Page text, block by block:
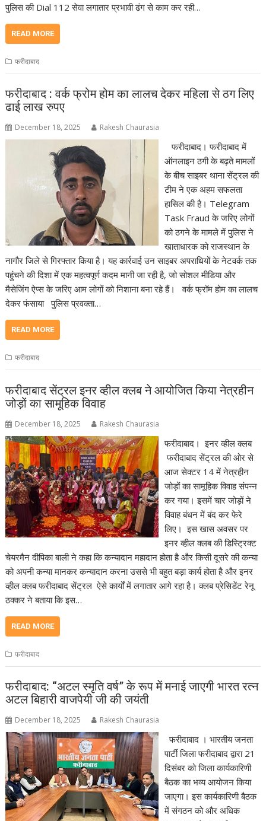
पुलिस की Dial 112 सेवा लगातार प्रभावी ढंग से काम कर रही…
READ MORE
फरीदाबाद
फरीदाबाद : वर्क फ्रोम होम का लालच देकर महिला से ठग लिए
ढाई लाख रुपए
December 18, 2025 Rakesh Chaurasia
फरीदाबाद। फरीदाबाद में
ऑनलाइन ठगी के बढ़ते मामलों
के बीच साइबर थाना सेंट्रल की
टीम ने एक अहम सफलता
हासिल की है। Telegram
Task Fraud के जरिए लोगों
को ठगने के मामले में पुलिस ने
खाताधारक को राजस्थान के
नागौर जिले से गिरफ्तार किया है। यह कार्रवाई उन साइबर अपराधियों के नेटवर्क तक
पहुंचने की दिशा में एक महत्वपूर्ण कदम मानी जा रही है, जो सोशल मीडिया और
मैसेजिंग ऐप्स के जरिए आम लोगों को निशाना बना रहे हैं। वर्क फ्रॉम होम का लालच
देकर फंसाया पुलिस प्रवक्ता…
READ MORE
फरीदाबाद
फरीदाबाद सेंट्रल इनर व्हील क्लब ने आयोजित किया नेत्रहीन
जोड़ों का सामूहिक विवाह
December 18, 2025 Rakesh Chaurasia
फरीदाबाद। इनर व्हील क्लब
फरीदाबाद सेंट्रल की ओर से
आज सेक्टर 14 में नेत्रहीन
जोड़ों का सामूहिक विवाह संपन्न
कर गया। इसमें चार जोड़ों ने
विवाह बंधन में बंद कर फेरे
लिए। इस खास अवसर पर
इनर व्हील क्लब की डिस्ट्रिक्ट
चेयरमैन दीपिका बाली ने कहा कि कन्यादान महादान होता है और किसी दूसरे की कन्या
को अपनी कन्या मानकर कन्यादान करना उससे भी बहुत बड़ा कार्य होता है और इनर
व्हील क्लब फरीदाबाद सेंट्रल ऐसे कार्यों में लगातार आगे रहा है। क्लब प्रेसिडेंट रेनू
ठक्कर ने बताया कि इस…
READ MORE
फरीदाबाद
फरीदाबाद: “अटल स्मृति वर्ष” के रूप में मनाई जाएगी भारत रत्न
अटल बिहारी वाजपेयी जी की जयंती
December 18, 2025 Rakesh Chaurasia
फरीदाबाद । भारतीय जनता
पार्टी जिला फरीदाबाद द्वारा 21
दिसंबर को जिला कार्यकारिणी
बैठक का भव्य आयोजन किया
जाएगा। इस कार्यकारिणी बैठक
में संगठन को और अधिक